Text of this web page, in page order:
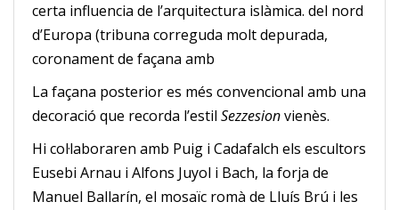
certa influencia de l’arquitectura islàmica. del nord
d’Europa (tribuna correguda molt depurada,
coronament de façana amb
La façana posterior es més convencional amb una
decoració que recorda l’estil Sezzesionvienès.
Hi col·laboraren amb Puig i Cadafalch els escultors
Eusebi Arnau i Alfons Juyol i Bach, la forja de
Manuel Ballarín, el mosaïc romà de Lluís Brú i les